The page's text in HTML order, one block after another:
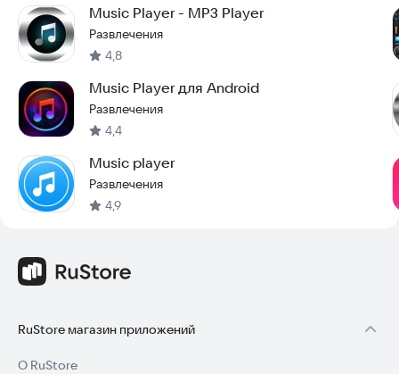
Music Player - MP3 Player
Развлечения
4,8
Music Player для Android
Развлечения
4,4
Music player
Развлечения
4,9
RuStore магазин приложений
О RuStore